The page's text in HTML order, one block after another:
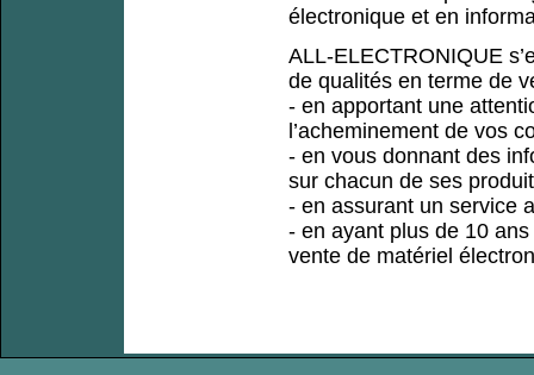
électronique et en
ALL-ELECTRONIQUE
de qualités en terme de
- en apportant une
l’acheminement de vos
- en vous donnant des
sur chacun de ses
- en assurant un service
- en ayant plus de 10
vente de matériel